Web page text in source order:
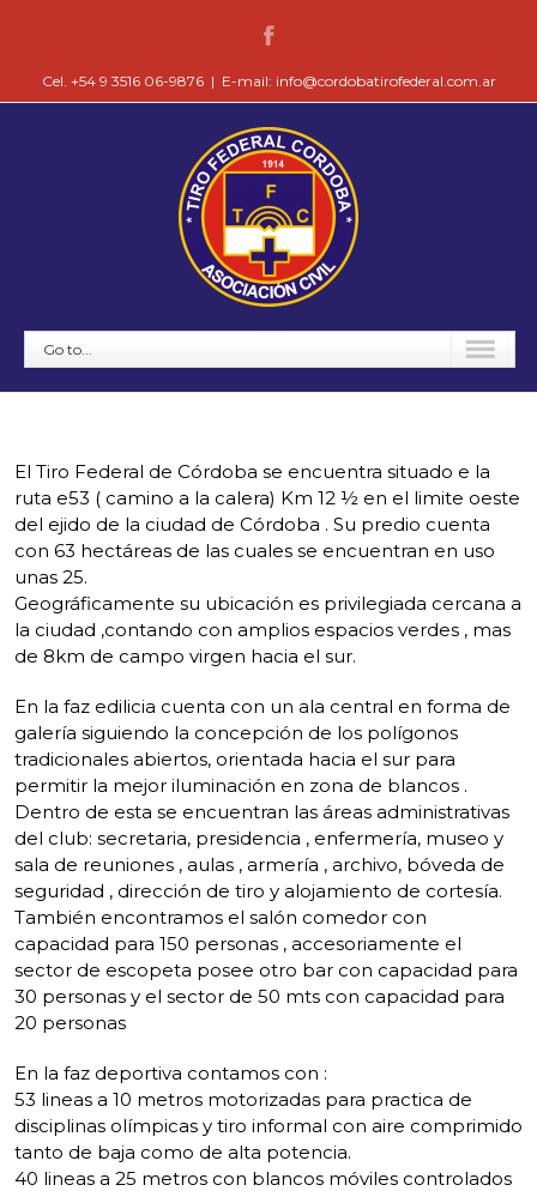
Cel. +54 9 3516 06-9876 | E-mail: info@cordobatirofederal.com.ar
Go to...
El Tiro Federal de Córdoba se encuentra situado e la
ruta e53 ( camino a la calera) Km 12 ½ en el limite oeste
del ejido de la ciudad de Córdoba . Su predio cuenta
con 63 hectáreas de las cuales se encuentran en uso
unas 25.
Geográficamente su ubicación es privilegiada cercana a
la ciudad ,contando con amplios espacios verdes , mas
de 8km de campo virgen hacia el sur.
En la faz edilicia cuenta con un ala central en forma de
galería siguiendo la concepción de los polígonos
tradicionales abiertos, orientada hacia el sur para
permitir la mejor iluminación en zona de blancos .
Dentro de esta se encuentran las áreas administrativas
del club: secretaria, presidencia , enfermería, museo y
sala de reuniones , aulas , armería , archivo, bóveda de
seguridad , dirección de tiro y alojamiento de cortesía.
También encontramos el salón comedor con
capacidad para 150 personas , accesoriamente el
sector de escopeta posee otro bar con capacidad para
30 personas y el sector de 50 mts con capacidad para
20 personas
En la faz deportiva contamos con :
53 lineas a 10 metros motorizadas para practica de
disciplinas olímpicas y tiro informal con aire comprimido
tanto de baja como de alta potencia.
40 lineas a 25 metros con blancos móviles controlados